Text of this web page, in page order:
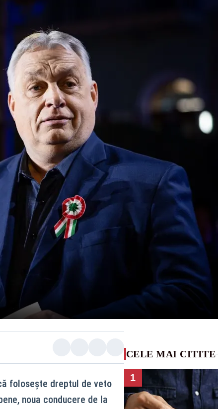
folosește dreptul de veto
noua conducere de la
CELE MAI CITITE
1